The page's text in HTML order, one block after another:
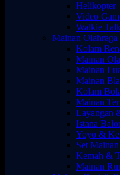
Helikopter
Video
Walkie
Mainan
Kolam
Mainan
Mainan
Mainan
Kolam
Mainan
Layangan
Istana
Yoyo &
Set
Kemah &
Mainan